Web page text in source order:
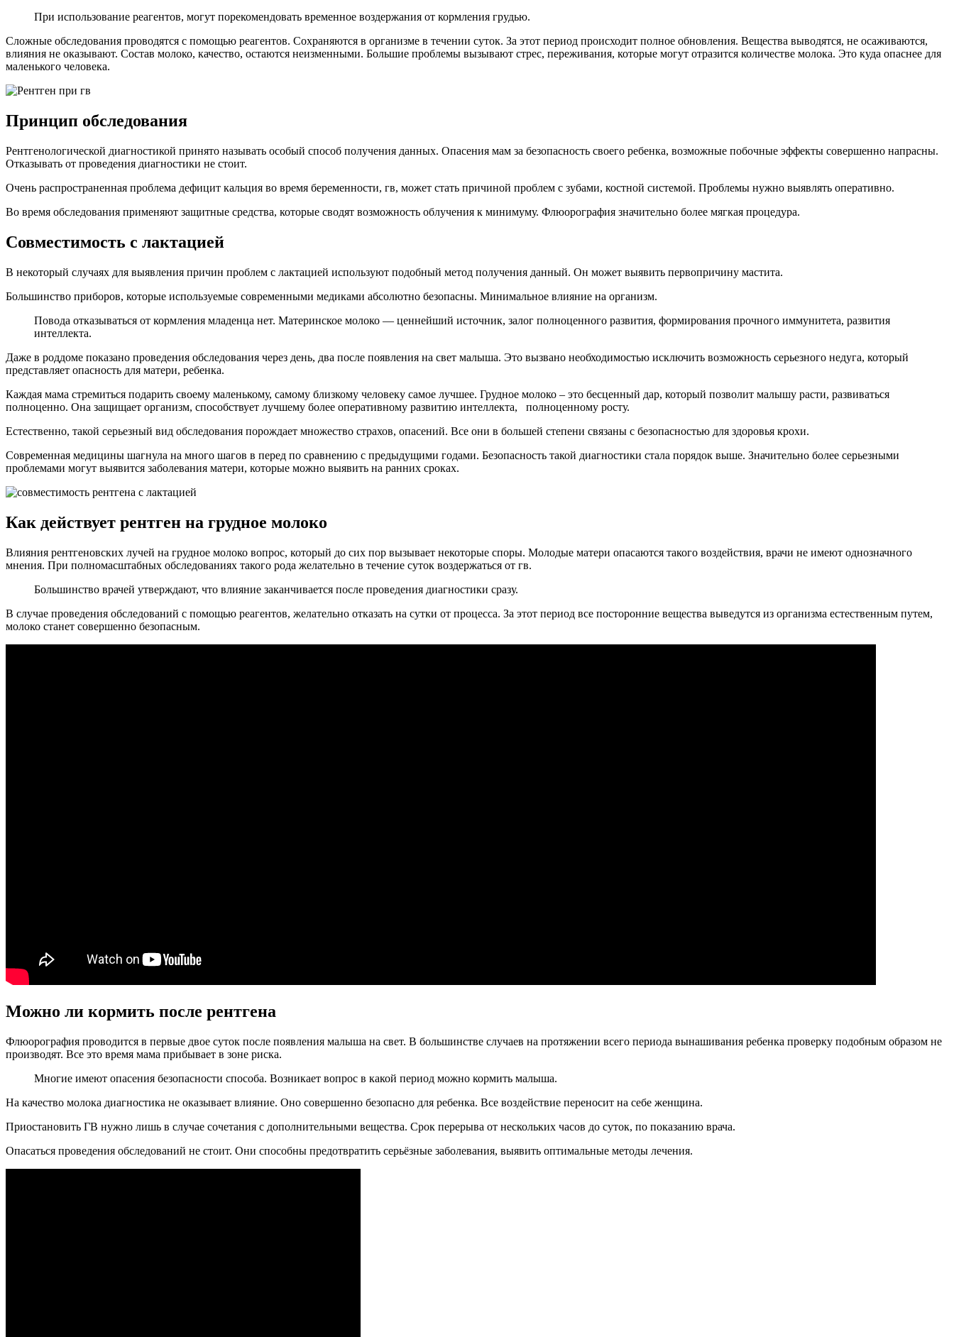
При использование реагентов, могут порекомендовать временное воздержания от кормления грудью.
Сложные обследования проводятся с помощью реагентов. Сохраняются в организме в течении суток. За этот период происходит полное обновления. Вещества выводятся, не осаживаются,
влияния не оказывают. Состав молоко, качество, остаются неизменными. Большие проблемы вызывают стрес, переживания, которые могут отразится количестве молока. Это куда опаснее для
маленького человека.
Принцип обследования
Рентгенологической диагностикой принято называть особый способ получения данных. Опасения мам за безопасность своего ребенка, возможные побочные эффекты совершенно напрасны.
Отказывать от проведения диагностики не стоит.
Очень распространенная проблема дефицит кальция во время беременности, гв, может стать причиной проблем с зубами, костной системой. Проблемы нужно выявлять оперативно.
Во время обследования применяют защитные средства, которые сводят возможность облучения к минимуму. Флюорография значительно более мягкая процедура.
Совместимость с лактацией
В некоторый случаях для выявления причин проблем с лактацией используют подобный метод получения данный. Он может выявить первопричину мастита.
Большинство приборов, которые используемые современными медиками абсолютно безопасны. Минимальное влияние на организм.
Повода отказываться от кормления младенца нет. Материнское молоко — ценнейший источник, залог полноценного развития, формирования прочного иммунитета, развития
интеллекта.
Даже в роддоме показано проведения обследования через день, два после появления на свет малыша. Это вызвано необходимостью исключить возможность серьезного недуга, который
представляет опасность для матери, ребенка.
Каждая мама стремиться подарить своему маленькому, самому близкому человеку самое лучшее. Грудное молоко – это бесценный дар, который позволит малышу расти, развиваться
полноценно. Она защищает организм, способствует лучшему более оперативному развитию интеллекта, полноценному росту.
Естественно, такой серьезный вид обследования порождает множество страхов, опасений. Все они в большей степени связаны с безопасностью для здоровья крохи.
Современная медицины шагнула на много шагов в перед по сравнению с предыдущими годами. Безопасность такой диагностики стала порядок выше. Значительно более серьезными
проблемами могут выявится заболевания матери, которые можно выявить на ранних сроках.
Как действует рентген на грудное молоко
Влияния рентгеновских лучей на грудное молоко вопрос, который до сих пор вызывает некоторые споры. Молодые матери опасаются такого воздействия, врачи не имеют однозначного
мнения. При полномасштабных обследованиях такого рода желательно в течение суток воздержаться от гв.
Большинство врачей утверждают, что влияние заканчивается после проведения диагностики сразу.
В случае проведения обследований с помощью реагентов, желательно отказать на сутки от процесса. За этот период все посторонние вещества выведутся из организма естественным путем,
молоко станет совершенно безопасным.
Можно ли кормить после рентгена
Флюорография проводится в первые двое суток после появления малыша на свет. В большинстве случаев на протяжении всего периода вынашивания ребенка проверку подобным образом не
производят. Все это время мама прибывает в зоне риска.
Многие имеют опасения безопасности способа. Возникает вопрос в какой период можно кормить малыша.
На качество молока диагностика не оказывает влияние. Оно совершенно безопасно для ребенка. Все воздействие переносит на себе женщина.
Приостановить ГВ нужно лишь в случае сочетания с дополнительными вещества. Срок перерыва от нескольких часов до суток, по показанию врача.
Опасаться проведения обследований не стоит. Они способны предотвратить серьёзные заболевания, выявить оптимальные методы лечения.